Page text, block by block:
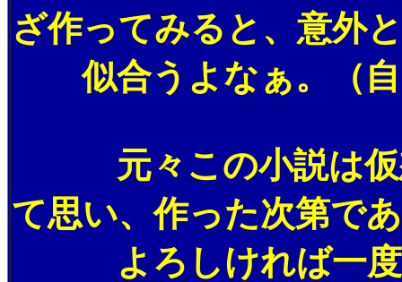
ざ作ってみると、意外
似合うよなぁ。（自
元々この小説は仮想
て思い、作った次第で
よろしければ一度書